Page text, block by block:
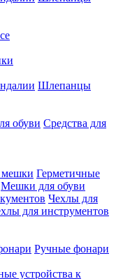
Шлепанцы
обуви Средства для
мешки Герметичные
Мешки для обуви
Чехлы для
для инструментов
Ручные фонари
устройства к